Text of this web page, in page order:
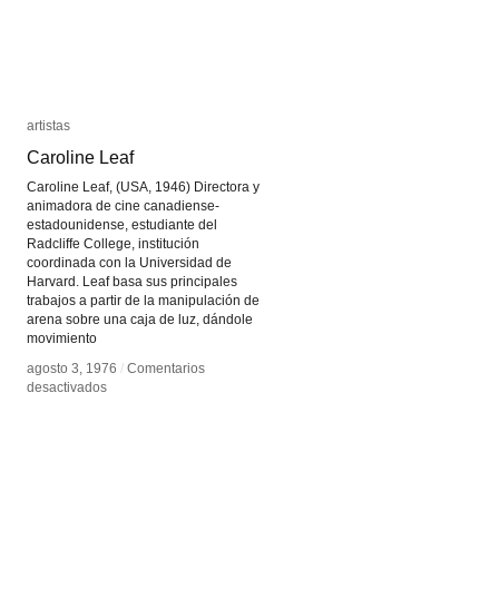
artistas
Caroline Leaf
Caroline Leaf, (USA, 1946) Directora y
animadora de cine canadiense-
estadounidense, estudiante del
Radcliffe College, institución
coordinada con la Universidad de
Harvard. Leaf basa sus principales
trabajos a partir de la manipulación de
arena sobre una caja de luz, dándole
movimiento
agosto 3, 1976 / Comentarios
desactivadosen
artistas
Caroline Leaf
agosto 3, 1976 / Comentarios
desactivadosen